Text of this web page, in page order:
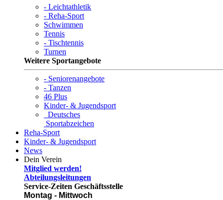
- Leichtathletik
- Reha-Sport
Schwimmen
Tennis
- Tischtennis
Turnen
Weitere Sportangebote
- Seniorenangebote
- Tanzen
46 Plus
Kinder- & Jugendsport
Deutsches
Sportabzeichen
Reha-Sport
Kinder- & Jugendsport
News
Dein Verein
Mitglied werden!
Abteilungsleitungen
Service-Zeiten Geschäftsstelle
Montag - Mittwoch